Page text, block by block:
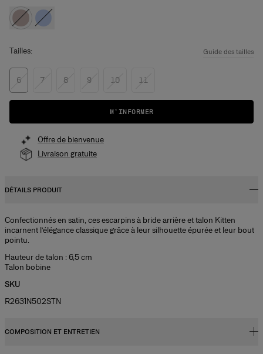
Tailles: Guide des tailles
6 7 8 9 10 11
M’INFORMER
Offre de bienvenue
Livraison gratuite
DÉTAILS PRODUIT
Confectionnés en satin, ces escarpins à bride arrière et talon Kitten
incarnent l’élégance classique grâce à leur silhouette épurée et leur bout
pointu.
Hauteur de talon : 6,5 cm
Talon bobine
SKU
R2631N502STN
COMPOSITION ET ENTRETIEN